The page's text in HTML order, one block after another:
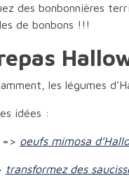
des bonbonnières
de bonbons !!!
les légumes
idées :
=> oeufs mimosa
transformez des